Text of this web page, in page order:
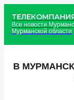
Все новости
Мурманской области
В